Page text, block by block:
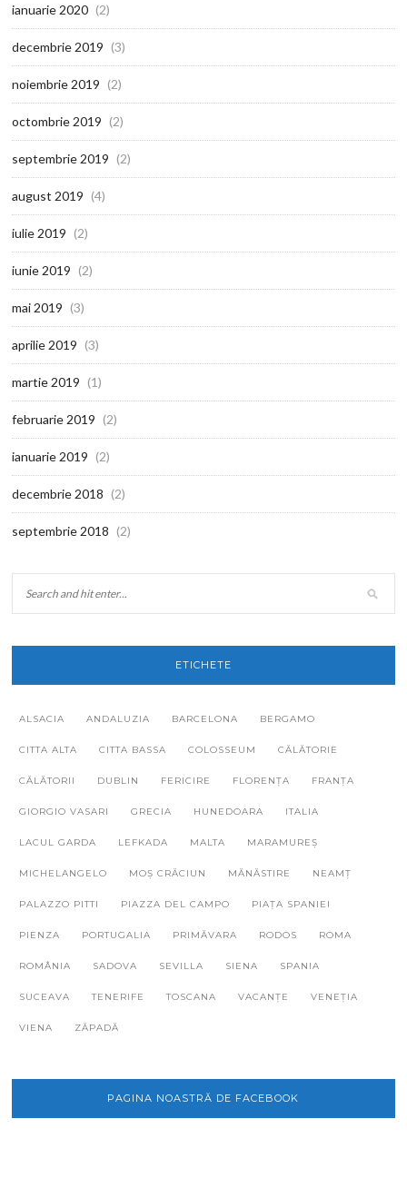
ianuarie 2020 (2)
decembrie 2019 (3)
noiembrie 2019 (2)
octombrie 2019 (2)
septembrie 2019 (2)
august 2019 (4)
iulie 2019 (2)
iunie 2019 (2)
mai 2019 (3)
aprilie 2019 (3)
martie 2019 (1)
februarie 2019 (2)
ianuarie 2019 (2)
decembrie 2018 (2)
septembrie 2018 (2)
ETICHETE
ALSACIA ANDALUZIA BARCELONA BERGAMO
CITTA ALTA CITTA BASSA COLOSSEUM CĂLĂTORIE
CĂLĂTORII DUBLIN FERICIRE FLORENȚA FRANȚA
GIORGIO VASARI GRECIA HUNEDOARA ITALIA
LACUL GARDA LEFKADA MALTA MARAMUREȘ
MICHELANGELO MOȘ CRĂCIUN MĂNĂSTIRE NEAMȚ
PALAZZO PITTI PIAZZA DEL CAMPO PIAȚA SPANIEI
PIENZA PORTUGALIA PRIMĂVARA RODOS ROMA
ROMÂNIA SADOVA SEVILLA SIENA SPANIA
SUCEAVA TENERIFE TOSCANA VACANȚE VENEȚIA
VIENA ZĂPADĂ
PAGINA NOASTRĂ DE FACEBOOK